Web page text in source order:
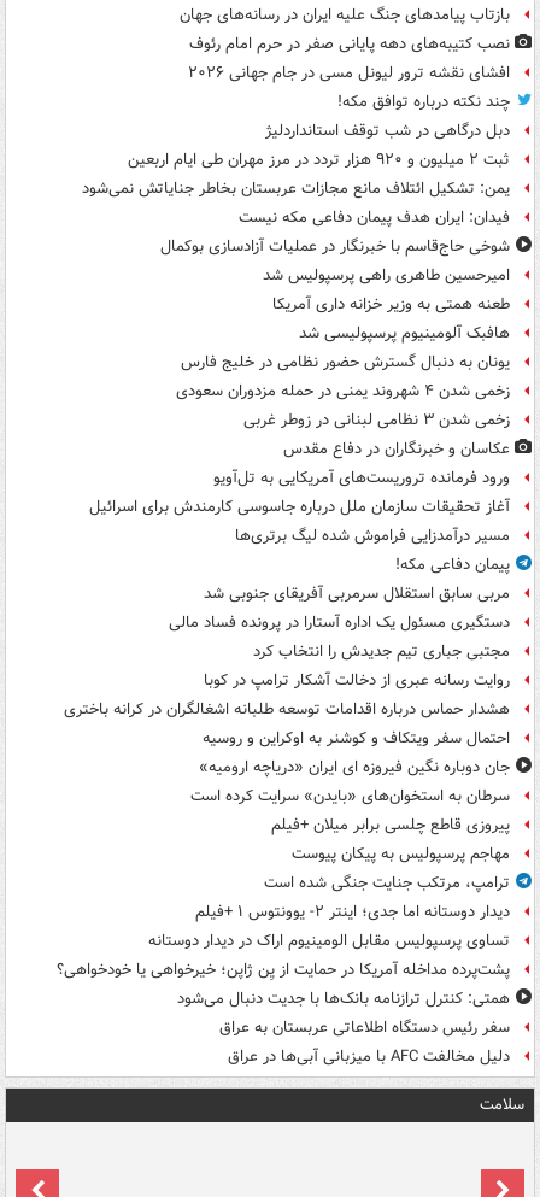
بازتاب پیامدهای جنگ علیه ایران در رسانه‌های جهان
نصب کتیبه‌های دهه پایانی صفر در حرم امام رئوف
افشای نقشه ترور لیونل مسی در جام جهانی ۲۰۲۶
چند نکته درباره توافق مکه!
دبل درگاهی در شب توقف استانداردلیژ
ثبت ۲ میلیون و ۹۲۰ هزار تردد در مرز مهران طی ایام اربعین
یمن: تشکیل ائتلاف مانع مجازات عربستان بخاطر جنایاتش نمی‌شود
فیدان: ایران هدف پیمان دفاعی مکه نیست
شوخی حاج‌قاسم با خبرنگار در عملیات آزادسازی بوکمال
امیرحسین طاهری راهی پرسپولیس شد
طعنه همتی به وزیر خزانه داری آمریکا
هافبک آلومینیوم پرسپولیسی شد
یونان به دنبال گسترش حضور نظامی در خلیج فارس
زخمی شدن ۴ شهروند یمنی در حمله مزدوران سعودی
زخمی شدن ۳ نظامی لبنانی در زوطر غربی
عکاسان و خبرنگاران در دفاع مقدس
ورود فرمانده تروریست‌های آمریکایی به تل‌آویو
آغاز تحقیقات سازمان ملل درباره جاسوسی کارمندش برای اسرائیل
مسیر درآمدزایی فراموش شده لیگ برتری‌ها
پیمان دفاعی مکه!
مربی سابق استقلال سرمربی آفریقای جنوبی شد
دستگیری مسئول یک اداره آستارا در پرونده فساد مالی
مجتبی جباری تیم جدیدش را انتخاب کرد
روایت رسانه عبری از دخالت آشکار ترامپ در کوبا
هشدار حماس درباره اقدامات توسعه طلبانه اشغالگران در کرانه باختری
احتمال سفر ویتکاف و کوشنر به اوکراین و روسیه
جان دوباره نگین فیروزه ای ایران «دریاچه ارومیه»
سرطان به استخوان‌های «بایدن» سرایت کرده است
پیروزی قاطع چلسی برابر میلان +فیلم
مهاجم پرسپولیس به پیکان پیوست
ترامپ، مرتکب جنایت جنگی شده است
دیدار دوستانه اما جدی؛ اینتر ۲- یوونتوس ۱ +فیلم
تساوی پرسپولیس مقابل الومینیوم اراک در دیدار دوستانه
پشت‌پرده مداخله آمریکا در حمایت از یِن ژاپن؛ خیرخواهی یا خودخواهی؟
همتی: کنترل ترازنامه بانک‌ها با جدیت دنبال می‌شود
سفر رئیس دستگاه اطلاعاتی عربستان به عراق
دلیل مخالفت AFC با میزبانی آبی‌ها در عراق
سلامت